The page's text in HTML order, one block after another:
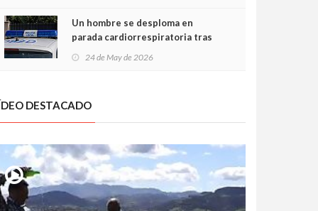
Un hombre se desploma en
parada cardiorrespiratoria tras
24 de May de 2026
DESTACADO